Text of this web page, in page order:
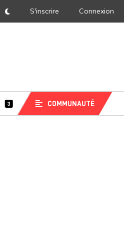
DarkMode
S'inscrire Connexion
3 COMMUNAUTÉ